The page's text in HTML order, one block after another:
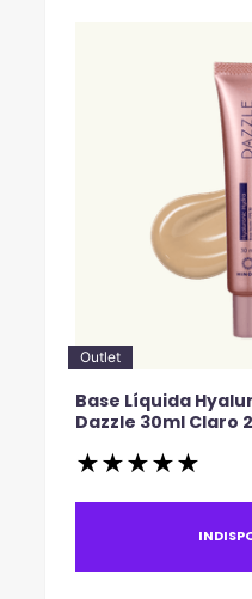
Outlet
Base Líquida
Dazzle 30ml Claro 2
★★★★★